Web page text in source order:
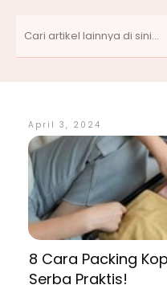
April 3, 2024
8 Cara Packing
Serba Praktis!